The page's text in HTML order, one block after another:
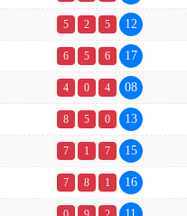
5 2 5 12
6 5 6 17
4 0 4 08
8 5 0 13
7 1 7 15
7 8 1 16